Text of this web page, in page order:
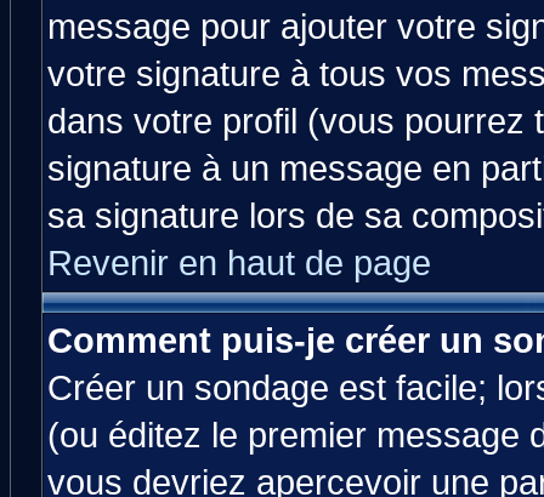
message pour ajouter votre
votre signature à tous vos
dans votre profil (vous pourrez
signature à un message en
sa signature lors de sa
Revenir en haut de page
Comment puis-je créer un
Créer un sondage est facile;
(ou éditez le premier message
vous devriez apercevoir une